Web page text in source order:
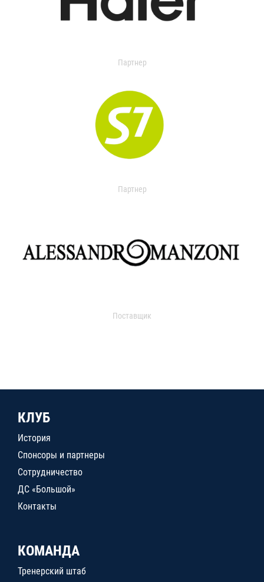
Партнер
Партнер
Поставщик
КЛУБ
История
Спонсоры и партнеры
Сотрудничество
ДС «Большой»
Контакты
КОМАНДА
Тренерский штаб